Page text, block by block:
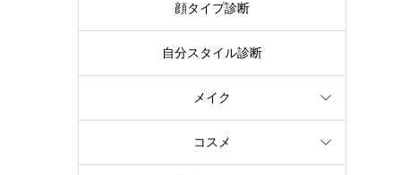
顔タイプ診断
自分スタイル診断
メイク
コスメ